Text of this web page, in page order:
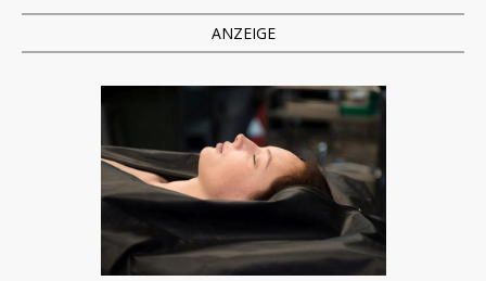
ANZEIGE